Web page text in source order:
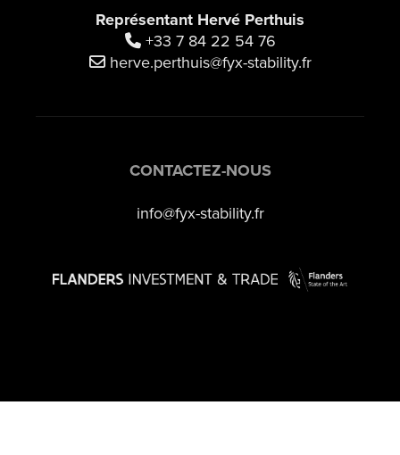
Représentant Hervé Perthuis
+33 7 84 22 54 76
herve.perthuis@fyx-stability.fr
CONTACTEZ-NOUS
info@fyx-stability.fr